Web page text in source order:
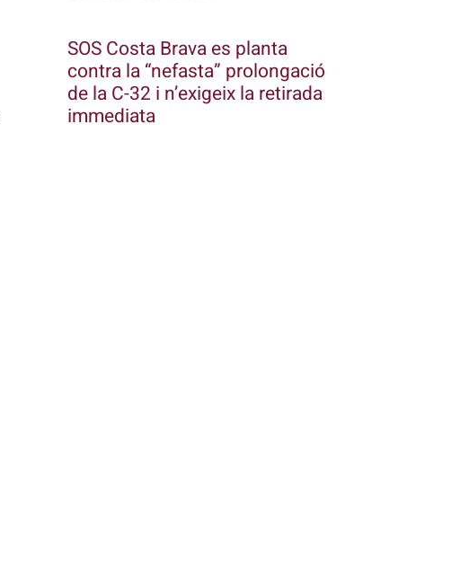
SOS Costa Brava es planta
contra la “nefasta” prolongació
de la C-32 i n’exigeix la retirada
immediata